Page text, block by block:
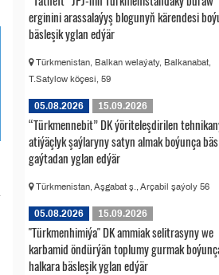
erginini arassalaýyş blogunyň kärendesi
bäsleşik yglan edýär
Türkmenistan, Balkan welaýaty, Balkanabat,
T.Satylow köçesi, 59
05.08.2026 15.09.2026
“Türkmennebit” DK ýöriteleşdirilen
atiýäçlyk şaýlaryny satyn almak boýunça
gaýtadan yglan edýär
Türkmenistan, Aşgabat ş., Arçabil şaýoly 56
05.08.2026 15.09.2026
"Türkmenhimiýa" DK ammiak selitrasyny we
karbamid öndürýän toplumy gurmak
halkara bäsleşik yglan edýär